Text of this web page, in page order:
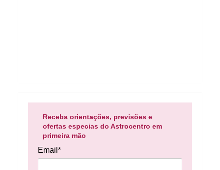
Receba orientações, previsões e
ofertas especias do Astrocentro em
primeira mão
Email*